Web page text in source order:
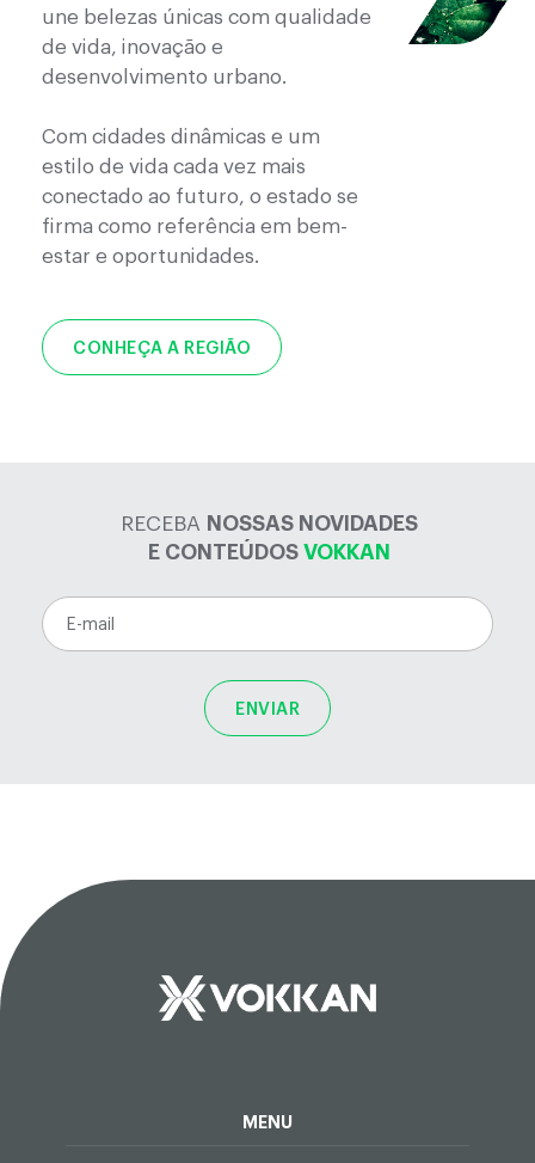
une belezas únicas com qualidade
de vida, inovação e
desenvolvimento urbano.
Com cidades dinâmicas e um
estilo de vida cada vez mais
conectado ao futuro, o estado se
firma como referência em bem-
estar e oportunidades.
CONHEÇA A REGIÃO
RECEBA NOSSAS NOVIDADES
E CONTEÚDOS VOKKAN
ENVIAR
MENU